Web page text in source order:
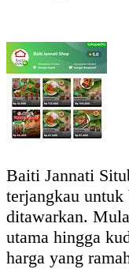
Baiti Jannati
terjangkau untuk
ditawarkan.
utama hingga
harga yang